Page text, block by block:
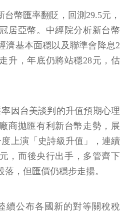
幣匯率翻貶，回測29.5元，
居亞幣。中經院分析新台幣
濟基本面穩以及聯準會降息2
升，年底仍將站穩28元，估
因台美談判的升值預期心理
商拋匯有利新台幣走勢，展
上演「史詩級升值」，連續
，而後央行出手，多管齊下
，但匯價仍穩步走揚。
續公布各國新的對等關稅稅